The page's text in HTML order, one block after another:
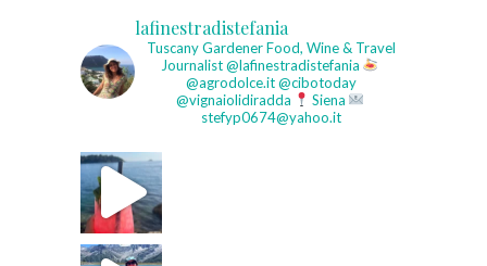
lafinestradistefania
Tuscany GardenerFood, Wine & Travel
Journalist@lafinestradistefania
@agrodolce.it @cibotoday
@vignaiolidiradda
Siena
stefyp0674@yahoo.it